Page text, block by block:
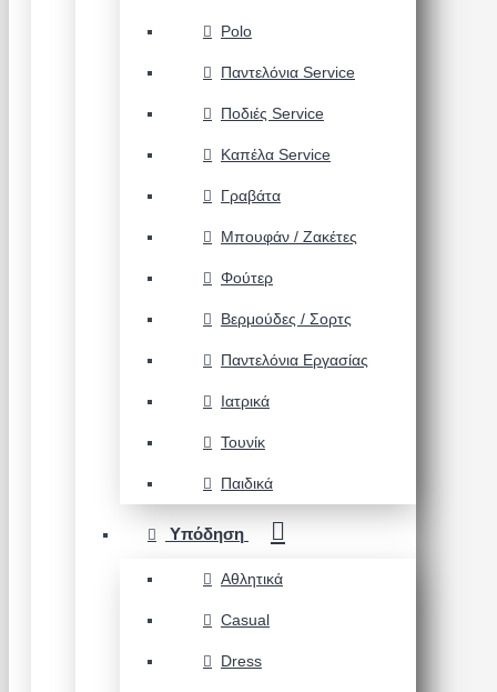
Polo
Παντελόνια Service
Ποδιές Service
Καπέλα Service
Γραβάτα
Μπουφάν / Ζακέτες
Φούτερ
Βερμούδες / Σορτς
Παντελόνια Εργασίας
Ιατρικά
Τουνίκ
Παιδικά
Υπόδηση
Αθλητικά
Casual
Dress